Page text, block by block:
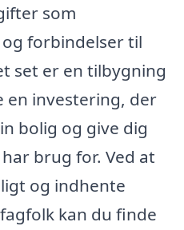
som
forbindelser til
set er en tilbygning
en investering, der
bolig og give dig
brug for. Ved at
og indhente
kan du finde